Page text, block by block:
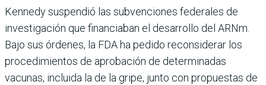
Kennedy suspendió las subvenciones federales de
investigación que financiaban el desarrollo del ARNm.
Bajo sus órdenes, la FDA ha pedido reconsiderar los
procedimientos de aprobación de determinadas
vacunas, incluida la de la gripe, junto con propuestas de